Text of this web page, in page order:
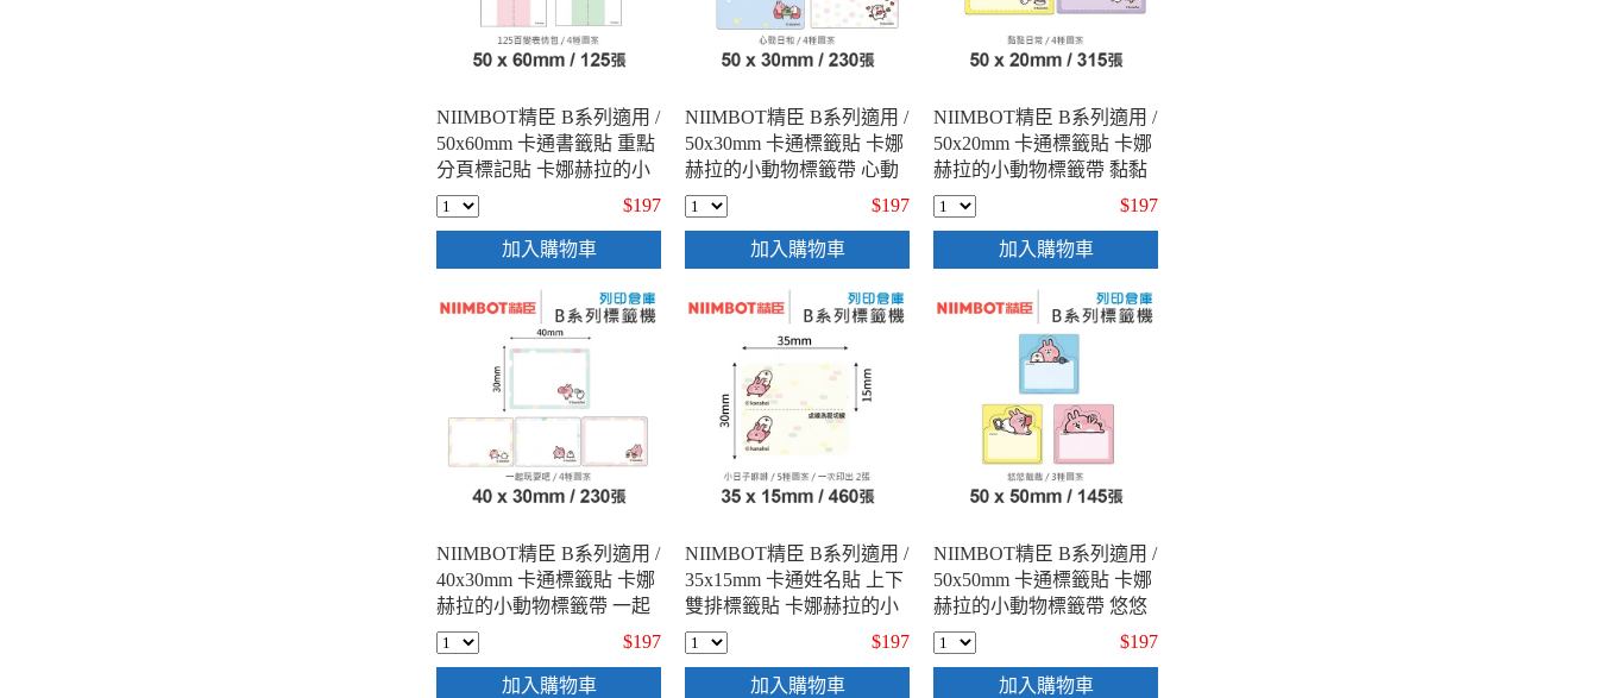
NIIMBOT精臣 B系列適用 /
50x60mm 卡通書籤貼 重點
分頁標記貼 卡娜赫拉的小
動物索引貼標籤帶 百變表
情包 ( 125張 / 4種圖案 )
$197
加入購物車
NIIMBOT精臣 B系列適用 /
50x30mm 卡通標籤貼 卡娜
赫拉的小動物標籤帶 心動
日和 ( 230張 / 4種圖案 )$197
加入購物車
NIIMBOT精臣 B系列適用 /
50x20mm 卡通標籤貼 卡娜
赫拉的小動物標籤帶 黏黏
日常 ( 315張 / 4種圖案 )$197
加入購物車
NIIMBOT精臣 B系列適用 /
40x30mm 卡通標籤貼 卡娜
赫拉的小動物標籤帶 一起
玩耍吧 ( 230張 / 4種圖案 )
$197
加入購物車
NIIMBOT精臣 B系列適用 /
35x15mm 卡通姓名貼 上下
雙排標籤貼 卡娜赫拉的小
動物標籤帶 小日子咻咻 (
460張 / 一次印2張 / 5種圖
$197
加入購物車
NIIMBOT精臣 B系列適用 /
50x50mm 卡通標籤貼 卡娜
赫拉的小動物標籤帶 悠悠
哉哉 ( 145張 / 3種圖案 )$197
加入購物車